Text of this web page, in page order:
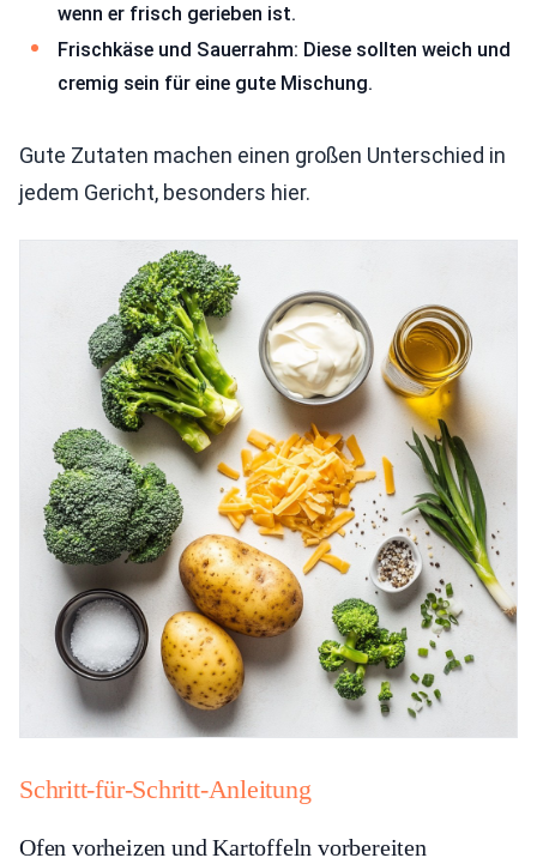
wenn er frisch gerieben ist.
Frischkäse und Sauerrahm: Diese sollten weich und
cremig sein für eine gute Mischung.
Gute Zutaten machen einen großen Unterschied in
jedem Gericht, besonders hier.
Schritt-für-Schritt-Anleitung
Ofen vorheizen und Kartoffeln vorbereiten